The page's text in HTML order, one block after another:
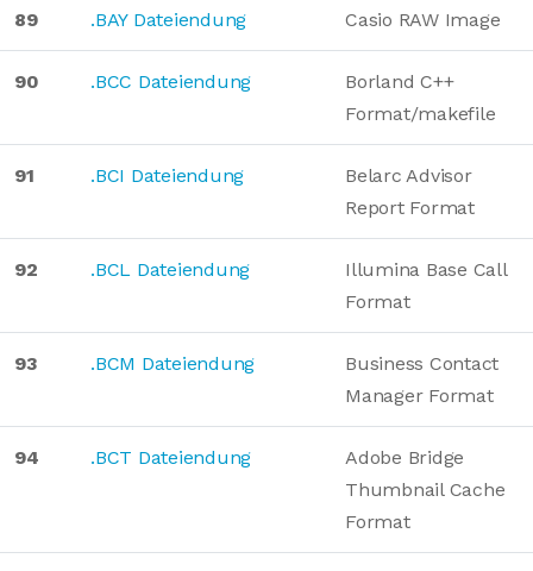
89 .BAY Dateiendung Casio RAW Image
90 .BCC Dateiendung
Borland C++
Format/makefile
91 .BCI Dateiendung
Belarc Advisor
Report Format
92 .BCL Dateiendung
Illumina Base Call
Format
93 .BCM Dateiendung
Business Contact
Manager Format
94 .BCT Dateiendung
Adobe Bridge
Thumbnail Cache
Format